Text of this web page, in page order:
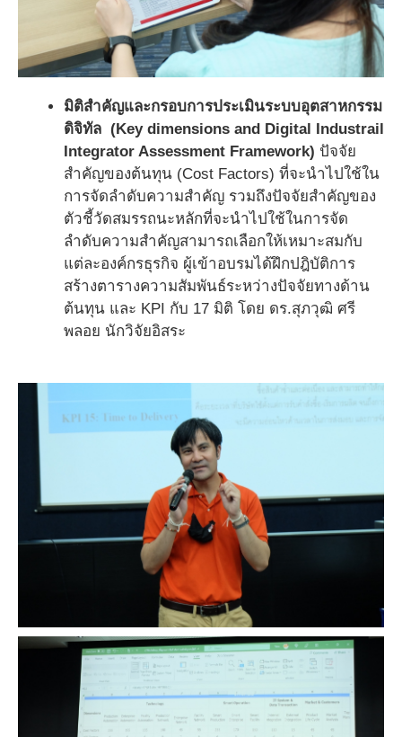
มิติสำคัญและกรอบการประเมินระบบอุตสาหกรรม
ดิจิทัล (Key dimensions and Digital Industrail
Integrator Assessment Framework) ปัจจัย
สำคัญของต้นทุน (Cost Factors) ที่จะนำไปใช้ใน
การจัดลำดับความสำคัญ รวมถึงปัจจัยสำคัญของ
ตัวชี้วัดสมรรถนะหลักที่จะนำไปใช้ในการจัด
ลำดับความสำคัญสามารถเลือกให้เหมาะสมกับ
แต่ละองค์กรธุรกิจ ผู้เข้าอบรมได้ฝึกปฎิบัติการ
สร้างตารางความสัมพันธ์ระหว่างปัจจัยทางด้าน
ต้นทุน และ KPI กับ 17 มิติ โดย ดร.สุภวุฒิ ศรี
พลอย นักวิจัยอิสระ